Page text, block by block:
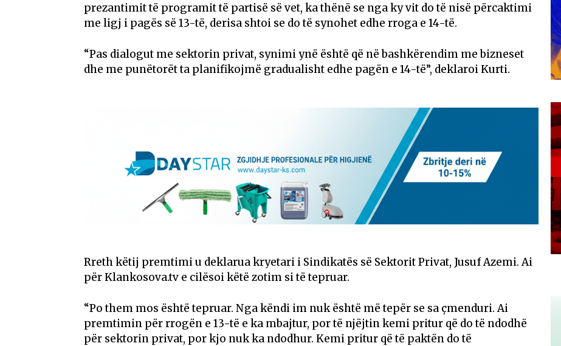
prezantimit të programit të partisë së vet, ka thënë se nga ky vit do të nisë përcaktimi
me ligj i pagës së 13-të, derisa shtoi se do të synohet edhe rroga e 14-të.
“Pas dialogut me sektorin privat, synimi ynë është që në bashkërendim me bizneset
dhe me punëtorët ta planifikojmë gradualisht edhe pagën e 14-të”, deklaroi Kurti.
Rreth këtij premtimi u deklarua kryetari i Sindikatës së Sektorit Privat, Jusuf Azemi. Ai
për Klankosova.tv e cilësoi këtë zotim si të tepruar.
“Po them mos është tepruar. Nga këndi im nuk është më tepër se sa çmenduri. Ai
premtimin për rrogën e 13-të e ka mbajtur, por të njëjtin kemi pritur që do të ndodhë
për sektorin privat, por kjo nuk ka ndodhur. Kemi pritur që të paktën do të